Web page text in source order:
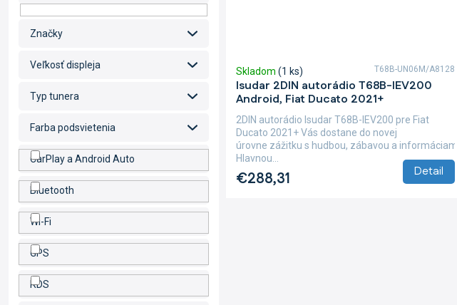
Značky
Veľkosť displeja
Typ tunera
Farba podsvietenia
CarPlay a Android Auto
Bluetooth
Wi-Fi
GPS
RDS
Isudar 2DIN autorádio T68B-IEV200
Android, Fiat Ducato 2021+
Skladom (1 ks)
€288,31 Detail
2DIN autorádio Isudar T68B-IEV200 pre Fiat
Ducato 2021+ Vás dostane do novej
úrovne zážitku s hudbou, zábavou a informáciami.
Hlavnou...
T68B-UN06M/A8128